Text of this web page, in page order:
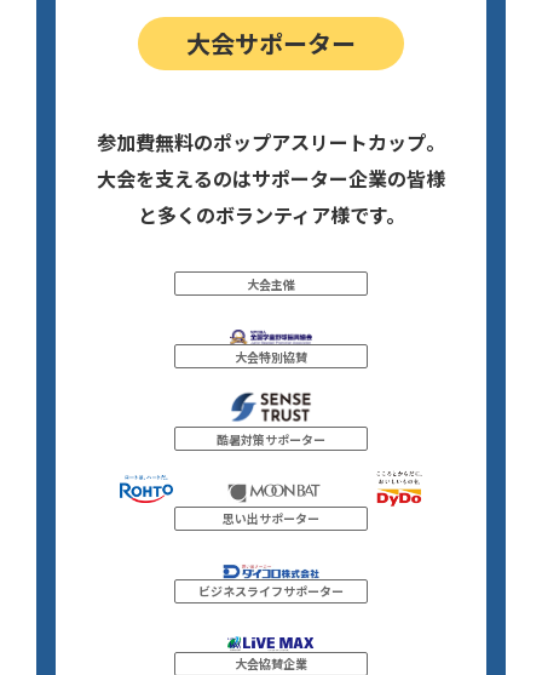
大会サポーター
参加費無料のポップアスリートカップ。
大会を支えるのはサポーター企業の皆様
と多くのボランティア様です。
大会主催
大会特別協賛
酷暑対策サポーター
思い出サポーター
ビジネスライフサポーター
大会協賛企業